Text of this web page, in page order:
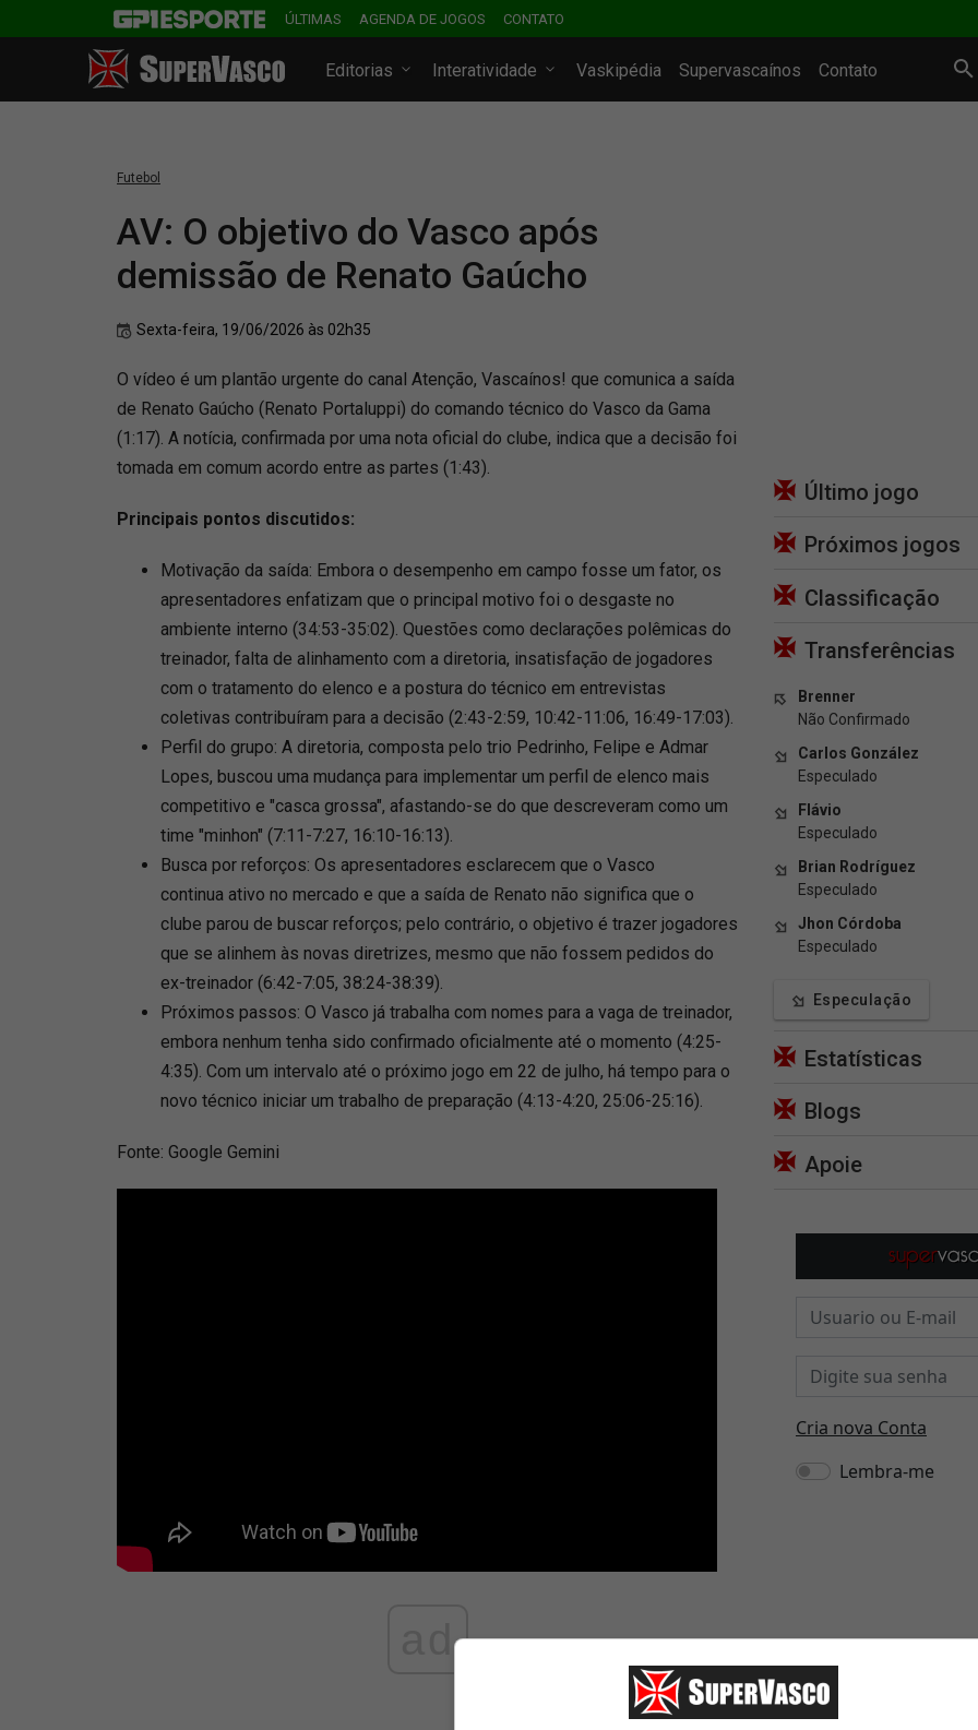
ÚLTIMAS AGENDA DE JOGOS CONTATO
Editorias Interatividade Vaskipédia Supervascaínos Contato
Futebol
AV: O objetivo do Vasco após
demissão de Renato Gaúcho
Sexta-feira, 19/06/2026 às 02h35
O vídeo é um plantão urgente do canal Atenção, Vascaínos! que comunica a saída
de Renato Gaúcho (Renato Portaluppi) do comando técnico do Vasco da Gama
(1:17). A notícia, confirmada por uma nota oficial do clube, indica que a decisão foi
tomada em comum acordo entre as partes (1:43).
Principais pontos discutidos:
Motivação da saída: Embora o desempenho em campo fosse um fator, os
apresentadores enfatizam que o principal motivo foi o desgaste no
ambiente interno (34:53-35:02). Questões como declarações polêmicas do
treinador, falta de alinhamento com a diretoria, insatisfação de jogadores
com o tratamento do elenco e a postura do técnico em entrevistas
coletivas contribuíram para a decisão (2:43-2:59, 10:42-11:06, 16:49-17:03).
Perfil do grupo: A diretoria, composta pelo trio Pedrinho, Felipe e Admar
Lopes, buscou uma mudança para implementar um perfil de elenco mais
competitivo e "casca grossa", afastando-se do que descreveram como um
time "minhon" (7:11-7:27, 16:10-16:13).
Busca por reforços: Os apresentadores esclarecem que o Vasco
continua ativo no mercado e que a saída de Renato não significa que o
clube parou de buscar reforços; pelo contrário, o objetivo é trazer jogadores
que se alinhem às novas diretrizes, mesmo que não fossem pedidos do
ex-treinador (6:42-7:05, 38:24-38:39).
Próximos passos: O Vasco já trabalha com nomes para a vaga de treinador,
embora nenhum tenha sido confirmado oficialmente até o momento (4:25-
4:35). Com um intervalo até o próximo jogo em 22 de julho, há tempo para o
novo técnico iniciar um trabalho de preparação (4:13-4:20, 25:06-25:16).
Fonte: Google Gemini
ad
Último jogo
Próximos jogos
Classificação
Transferências
Brenner
Não Confirmado
Carlos González
Especulado
Flávio
Especulado
Brian Rodríguez
Especulado
Jhon Córdoba
Especulado
Especulação
Estatísticas
Blogs
Apoie